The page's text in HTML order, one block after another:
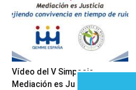
Vídeo del V Simposio
Mediación es Justicia